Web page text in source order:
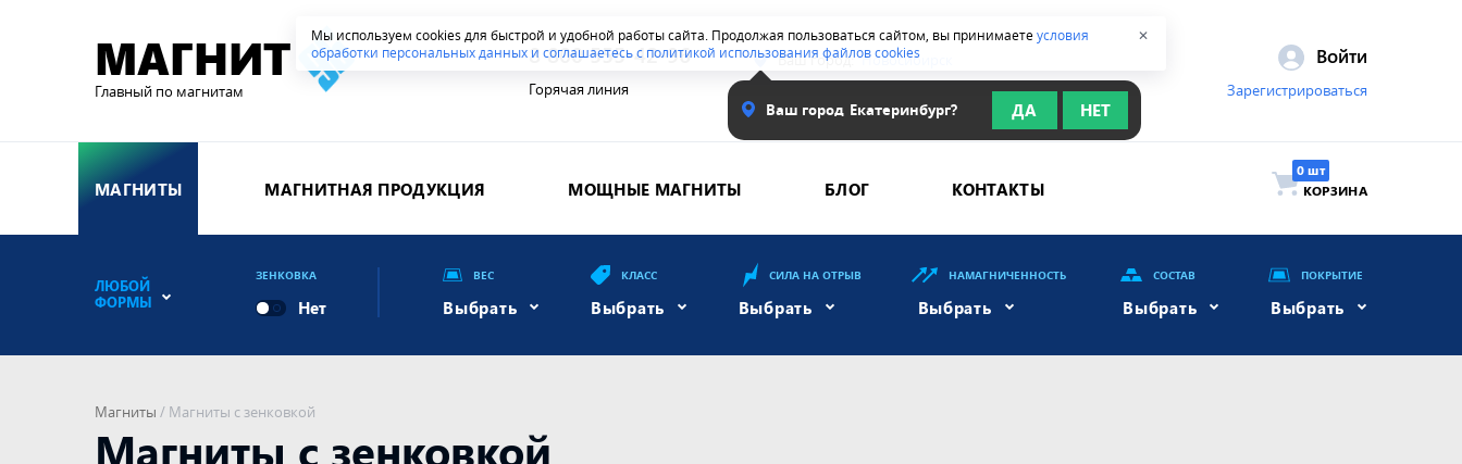
Мы используем cookies для быстрой и удобной работы сайта. Продолжая пользоваться сайтом, вы принимаетеусловия
обработки персональных данных и соглашаетесь с политикой использования файлов cookies
✕
МАГНИТ
Главный по магнитам
8 800 555-42-96
Горячая линия
Ваш город: Новосибирск
Ваш город Екатеринбург? ДА НЕТ
Войти
Зарегистрироваться
МАГНИТЫ МАГНИТНАЯ ПРОДУКЦИЯ МОЩНЫЕ МАГНИТЫ БЛОГ КОНТАКТЫ КОРЗИНА
ЛЮБОЙ
ФОРМЫ
ЗЕНКОВКА ВЕС
Выбрать
КЛАСС
Выбрать
СИЛА НА ОТРЫВ
Выбрать
НАМАГНИЧЕННОСТЬ
Выбрать
СОСТАВ
Выбрать
ПОКРЫТИЕ
Выбрать
Магниты / Магниты с зенковкой
Магниты с зенковкой